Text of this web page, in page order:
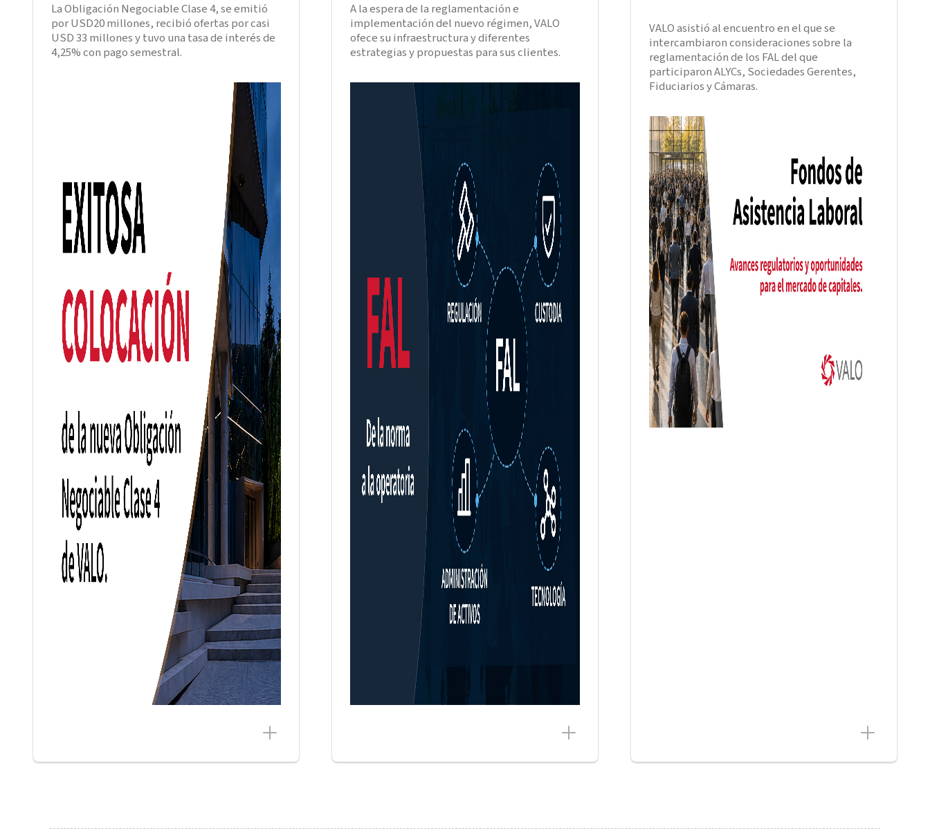
La Obligación Negociable Clase 4, se emitió
por USD20 millones, recibió ofertas por casi
USD 33 millones y tuvo una tasa de interés de
4,25% con pago semestral.
A la espera de la reglamentación e
implementación del nuevo régimen, VALO
ofece su infraestructura y diferentes
estrategias y propuestas para sus clientes.
VALO asistió al encuentro en el que se
intercambiaron consideraciones sobre la
reglamentación de los FAL del que
participaron ALYCs, Sociedades Gerentes,
Fiduciarios y Cámaras.